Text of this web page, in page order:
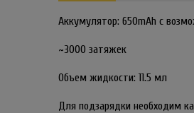
Аккумулятор: 650mAh с
~3000 затяжек
Объем жидкости: 11.5 мл
Для подзарядки необходим